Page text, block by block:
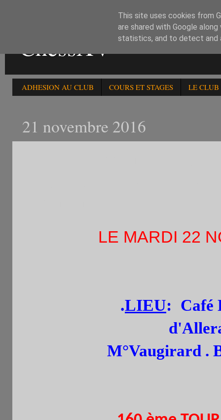
ChessXV
ADHESION AU CLUB COURS ET STAGES LE CLUB
21 novembre 2016
LE MARDI 22
.LIEU: Café
M°Vaugirard .
This site uses cookies from
are shared with Google
statistics, and to detect and